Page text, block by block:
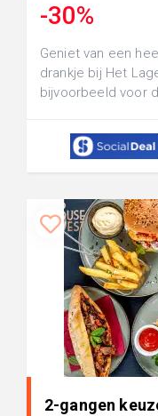
-30%
Geniet van een
drankje bij Het
bijvoorbeeld voor
2-gangen